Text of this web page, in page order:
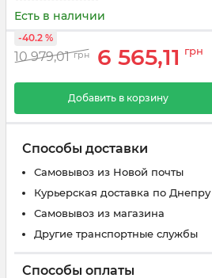
Есть в наличии
10 979,01 грн 6 565,11 грн
-40.2 %
Добавить в корзину
Способы доставки
Самовывоз из Новой почты
Курьерская доставка по Днепру
Самовывоз из магазина
Другие транспортные службы
Способы оплаты